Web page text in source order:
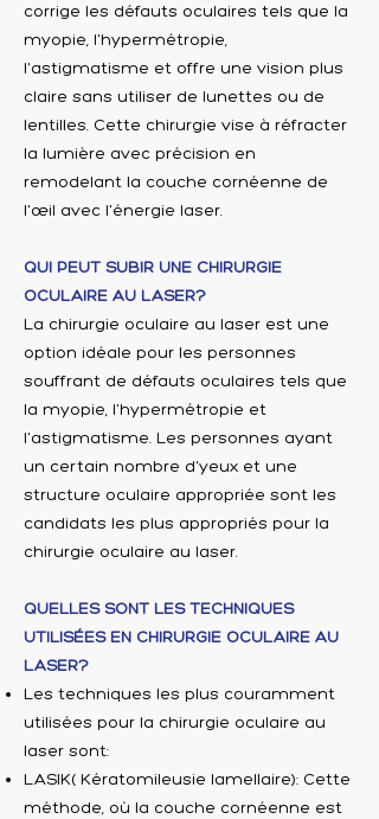
corrige les défauts oculaires tels que la
myopie, l'hypermétropie,
l'astigmatisme et offre une vision plus
claire sans utiliser de lunettes ou de
lentilles. Cette chirurgie vise à réfracter
la lumière avec précision en
remodelant la couche cornéenne de
l'œil avec l'énergie laser.
QUI PEUT SUBIR UNE CHIRURGIE
OCULAIRE AU LASER?
La chirurgie oculaire au laser est une
option idéale pour les personnes
souffrant de défauts oculaires tels que
la myopie, l'hypermétropie et
l'astigmatisme. Les personnes ayant
un certain nombre d'yeux et une
structure oculaire appropriée sont les
candidats les plus appropriés pour la
chirurgie oculaire au laser.
QUELLES SONT LES TECHNIQUES
UTILISÉES EN CHIRURGIE OCULAIRE AU
LASER?
Les techniques les plus couramment
utilisées pour la chirurgie oculaire au
laser sont:
LASIK( Kératomileusie lamellaire): Cette
méthode, où la couche cornéenne est